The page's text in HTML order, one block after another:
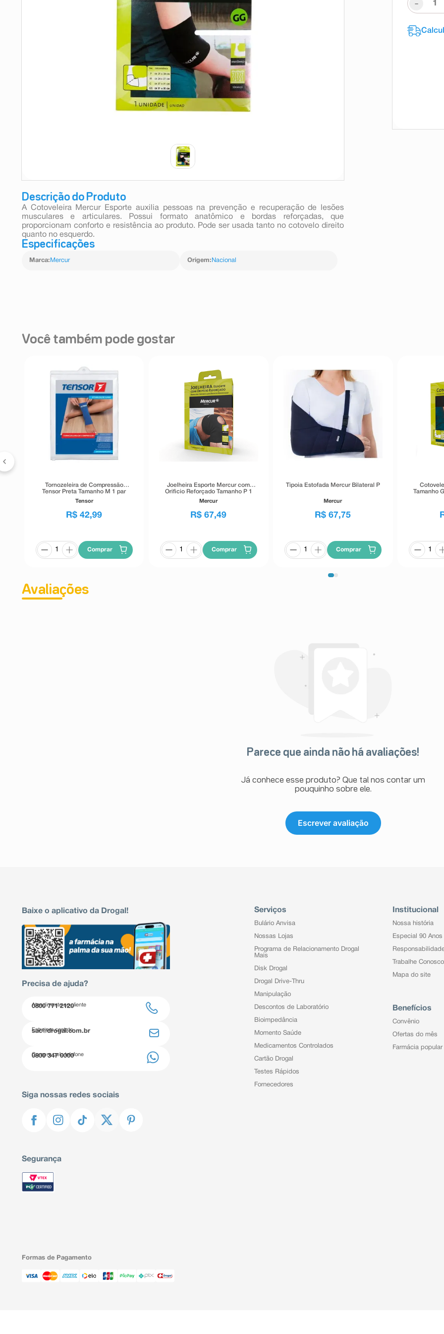
Descrição do Produto
A Cotoveleira Mercur Esporte auxilia pessoas na prevenção e recuperação de lesões
musculares e articulares. Possui formato anatômico e bordas reforçadas, que
proporcionam conforto e resistência ao produto. Pode ser usada tanto no cotovelo direito
quanto no esquerdo.
Especificações
Marca: Mercur Origem: Nacional
-
Você também pode gostar
Tornozeleira de Compressão
Tensor Preta Tamanho M 1 par
Tensor
R$ 42,99
Comprar
Joelheira Esporte Mercur com
Orificio Reforçado Tamanho P 1
Unidade
Mercur
R$ 67,49
Comprar
Tipoia Estofada Mercur Bilateral P
Mercur
R$ 67,75
Comprar
Tamanho
Avaliações
Parece que ainda não há avaliações!
Já conhece esse produto? Que tal nos contar um
pouquinho sobre ele.
Escrever avaliação
Baixe o aplicativo da Drogal!
Precisa de ajuda?
Atendimento ao cliente
0800 771 2120
Entre em contato
sac@drogal.com.br
Compre pelo telefone
0800 347 0000
Siga nossas redes sociais
Segurança
Serviços
Bulário Anvisa
Nossas Lojas
Programa de Relacionamento Drogal
Mais
Disk Drogal
Drogal Drive-Thru
Manipulação
Descontos de Laboratório
Bioimpedância
Momento Saúde
Medicamentos Controlados
Cartão Drogal
Testes Rápidos
Fornecedores
Institucional
Nossa história
Especial 90 Anos
Trabalhe Conosco
Mapa do site
Benefícios
Convênio
Ofertas do mês
Farmácia popular
Formas de Pagamento
9
absorvente
10
shampoo